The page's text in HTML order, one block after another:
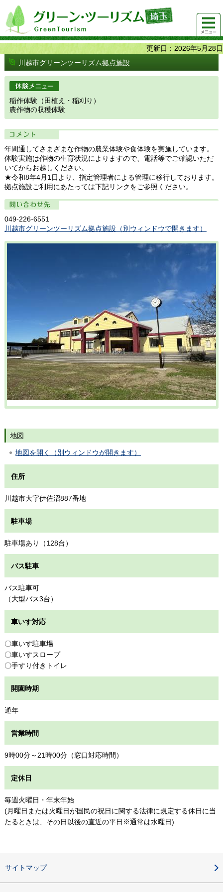
グリーンツーリズム埼玉 緑豊かな農山村で 楽しく！
美味しく！
メニュ
ー
更新日：2026年5月28日
川越市グリーンツーリズム拠点施設
体験メニュー
稲作体験（田植え・稲刈り）
農作物の収穫体験
コメント
年間通してさまざまな作物の農業体験や食体験を実施しています。
体験実施は作物の生育状況によりますので、電話等でご確認いただ
いてからお越しください。
★令和8年4月1日より、指定管理者による管理に移行しております。
拠点施設ご利用にあたっては下記リンクをご参照ください。
問い合わせ先
049-226-6551
川越市グリーンツーリズム拠点施設（別ウィンドウで開きます）
地図
地図を開く（別ウィンドウが開きます）
住所
川越市大字伊佐沼887番地
駐車場
駐車場あり（128台）
バス駐車
バス駐車可
（大型バス3台）
車いす対応
〇車いす駐車場
〇車いすスロープ
〇手すり付きトイレ
開園時期
通年
営業時間
9時00分～21時00分（窓口対応時間）
定休日
毎週火曜日・年末年始
(月曜日または火曜日が国民の祝日に関する法律に規定する休日に当
たるときは、その日以後の直近の平日※通常は水曜日)
サイトマップ